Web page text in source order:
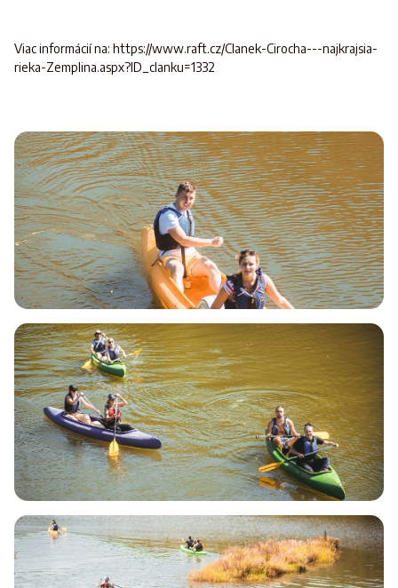
Viac informácií na: https://www.raft.cz/Clanek-Cirocha---najkrajsia-
rieka-Zemplina.aspx?ID_clanku=1332